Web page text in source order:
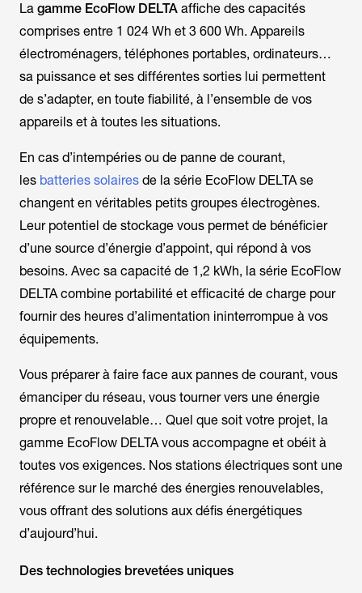
La gamme EcoFlow DELTA affiche des capacités
comprises entre 1 024 Wh et 3 600 Wh. Appareils
électroménagers, téléphones portables, ordinateurs…
sa puissance et ses différentes sorties lui permettent
de s’adapter, en toute fiabilité, à l’ensemble de vos
appareils et à toutes les situations.
En cas d’intempéries ou de panne de courant,
les batteries solaires de la série EcoFlow DELTA se
changent en véritables petits groupes électrogènes.
Leur potentiel de stockage vous permet de bénéficier
d’une source d’énergie d’appoint, qui répond à vos
besoins. Avec sa capacité de 1,2 kWh, la série EcoFlow
DELTA combine portabilité et efficacité de charge pour
fournir des heures d’alimentation ininterrompue à vos
équipements.
Vous préparer à faire face aux pannes de courant, vous
émanciper du réseau, vous tourner vers une énergie
propre et renouvelable… Quel que soit votre projet, la
gamme EcoFlow DELTA vous accompagne et obéit à
toutes vos exigences. Nos stations électriques sont une
référence sur le marché des énergies renouvelables,
vous offrant des solutions aux défis énergétiques
d’aujourd’hui.
Des technologies brevetées uniques